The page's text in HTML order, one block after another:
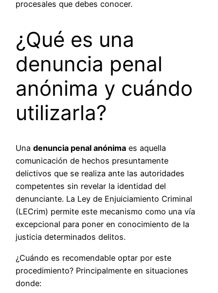
procesales que debes conocer.
¿Qué es una
denuncia penal
anónima y cuándo
utilizarla?
Una denuncia penal anónima es aquella
comunicación de hechos presuntamente
delictivos que se realiza ante las autoridades
competentes sin revelar la identidad del
denunciante. La Ley de Enjuiciamiento Criminal
(LECrim) permite este mecanismo como una vía
excepcional para poner en conocimiento de la
justicia determinados delitos.
¿Cuándo es recomendable optar por este
procedimiento? Principalmente en situaciones
donde: